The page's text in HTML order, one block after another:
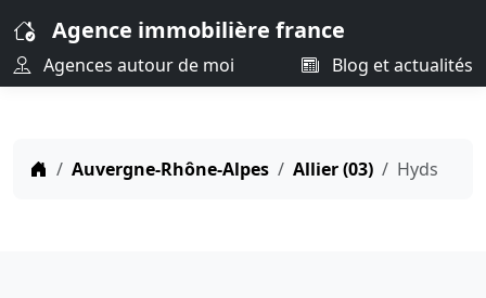
Agence immobilière france
Agences autour de moi Blog et actualités
Auvergne-Rhône-Alpes Allier (03) Hyds